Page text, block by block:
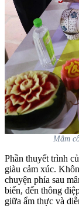
Mâm
Phần thuyết trình
giàu cảm xúc.
chuyện phía sau
biến, đến thông
giữa ẩm thực và